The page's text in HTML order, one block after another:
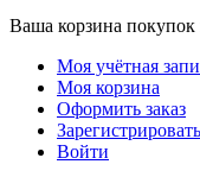
Ваша корзина покупок
Моя учётная
Моя корзина
Оформить заказ
Войти